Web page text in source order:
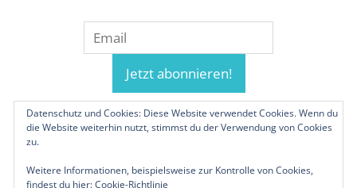
Datenschutz und Cookies: Diese Website verwendet Cookies. Wenn du
die Website weiterhin nutzt, stimmst du der Verwendung von Cookies
zu.
Weitere Informationen, beispielsweise zur Kontrolle von Cookies,
findest du hier:Cookie-Richtlinie